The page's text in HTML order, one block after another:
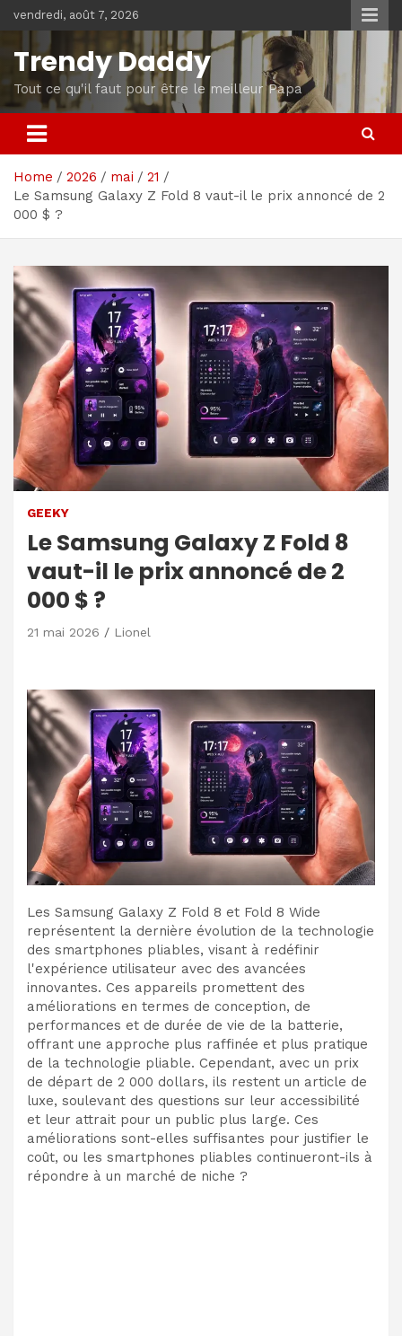
to
content
vendredi, août 7, 2026
Trendy Daddy
Tout ce qu'il faut pour être le meilleur Papa
Home 2026 mai
21
Le Samsung Galaxy Z Fold 8 vaut-il le prix annoncé de 2
000 $ ?
GEEKY
Le Samsung Galaxy Z Fold 8
vaut-il le prix annoncé de 2
000 $ ?
21 mai 2026 Lionel
Les Samsung Galaxy Z Fold 8 et Fold 8 Wide
représentent la dernière évolution de la technologie
des smartphones pliables, visant à redéfinir
l'expérience utilisateur avec des avancées
innovantes. Ces appareils promettent des
améliorations en termes de conception, de
performances et de durée de vie de la batterie,
offrant une approche plus raffinée et plus pratique
de la technologie pliable. Cependant, avec un prix
de départ de 2 000 dollars, ils restent un article de
luxe, soulevant des questions sur leur accessibilité
et leur attrait pour un public plus large. Ces
améliorations sont-elles suffisantes pour justifier le
coût, ou les smartphones pliables continueront-ils à
répondre à un marché de niche ?